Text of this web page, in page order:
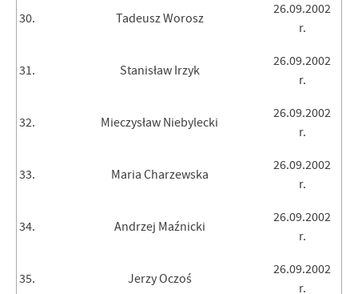
30. Tadeusz Worosz
26.09.2002
r.
31. Stanisław Irzyk
26.09.2002
r.
32. Mieczysław Niebylecki
26.09.2002
r.
33. Maria Charzewska
26.09.2002
r.
34. Andrzej Maźnicki
26.09.2002
r.
35. Jerzy Oczoś
26.09.2002
r.